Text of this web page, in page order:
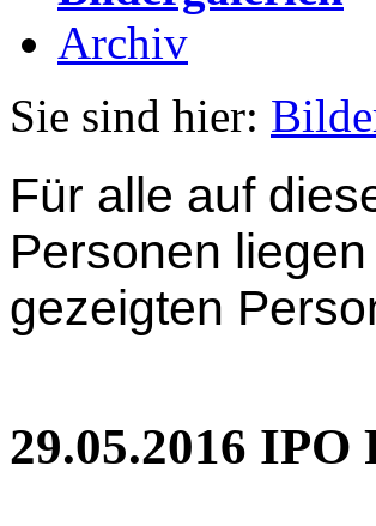
Archiv
Sie sind hier:
Für alle auf
Personen
gezeigten
29.05.2016